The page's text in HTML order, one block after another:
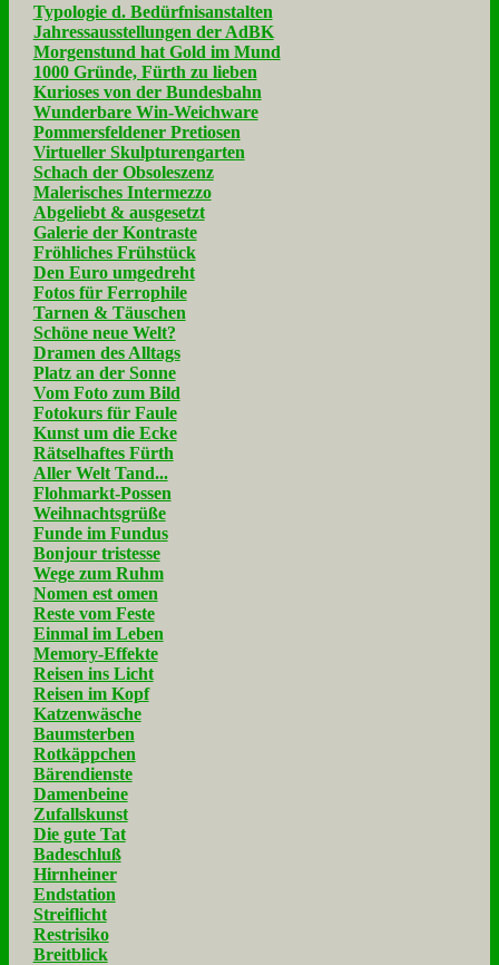
Typologie d. Bedürfnisanstalten
Jahressausstellungen der AdBK
Morgenstund hat Gold im Mund
1000 Gründe, Fürth zu lieben
Kurioses von der Bundesbahn
Wunderbare Win-Weichware
Pommersfeldener Pretiosen
Virtueller Skulpturengarten
Schach der Obsoleszenz
Malerisches Intermezzo
Abgeliebt & ausgesetzt
Galerie der Kontraste
Fröhliches Frühstück
Den Euro umgedreht
Fotos für Ferrophile
Tarnen & Täuschen
Schöne neue Welt?
Dramen des Alltags
Platz an der Sonne
Vom Foto zum Bild
Fotokurs für Faule
Kunst um die Ecke
Rätselhaftes Fürth
Aller Welt Tand...
Flohmarkt-Possen
Weihnachtsgrüße
Funde im Fundus
Bonjour tristesse
Wege zum Ruhm
Nomen est omen
Reste vom Feste
Einmal im Leben
Memory-Effekte
Reisen ins Licht
Reisen im Kopf
Katzenwäsche
Baumsterben
Rotkäppchen
Bärendienste
Damenbeine
Zufallskunst
Die gute Tat
Badeschluß
Hirnheiner
Endstation
Streiflicht
Restrisiko
Breitblick